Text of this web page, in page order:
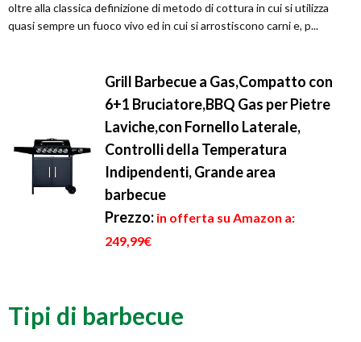
oltre alla classica definizione di metodo di cottura in cui si utilizza
quasi sempre un fuoco vivo ed in cui si arrostiscono carni e, p...
Grill Barbecue a Gas,Compatto con
6+1 Bruciatore,BBQ Gas per Pietre
Laviche,con Fornello Laterale,
Controlli della Temperatura
Indipendenti, Grande area
barbecue
Prezzo: in offerta su Amazon a:
249,99€
Tipi di barbecue